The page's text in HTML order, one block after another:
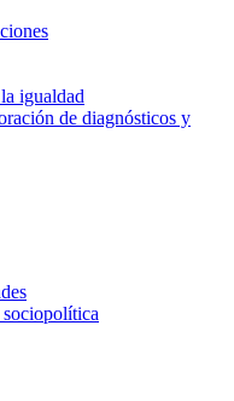
igualdad
de diagnósticos y